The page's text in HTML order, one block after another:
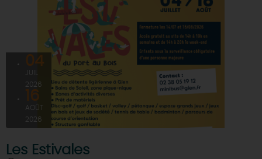
04
2026
16
AOÛT
2026
Les Estivales